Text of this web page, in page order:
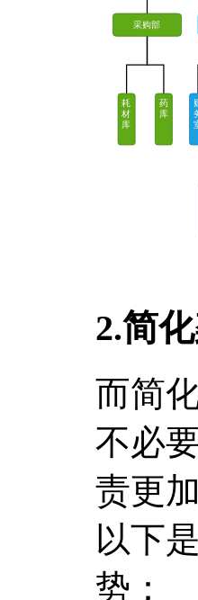
2.简
而简
不必
责更
以下
势：